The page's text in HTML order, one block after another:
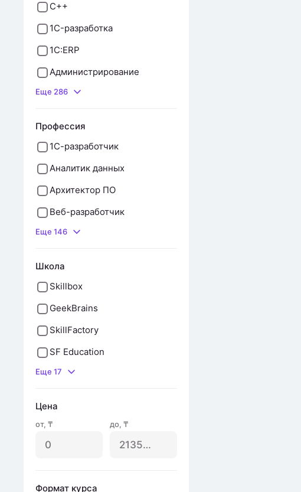
С++
1C-разработка
1C:ERP
Администрирование
Еще 286
Профессия
1С-разработчик
Аналитик данных
Архитектор ПО
Веб-разработчик
Еще 146
Школа
Skillbox
GeekBrains
SkillFactory
SF Education
Еще 17
Цена
от, ₸ до, ₸
Формат курса